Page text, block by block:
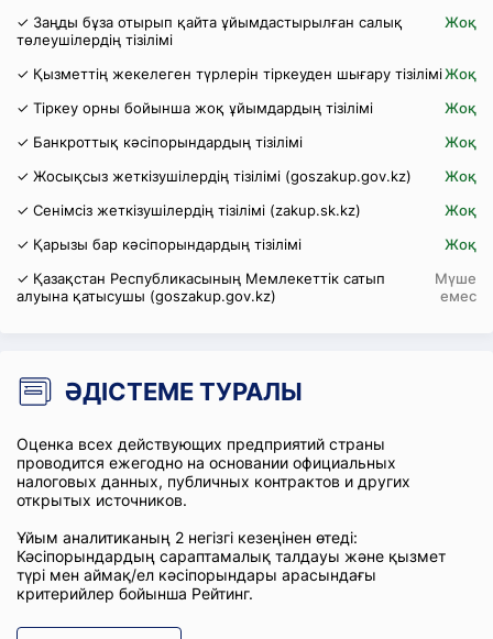
✓ Заңды бұза отырып қайта ұйымдастырылған салық
төлеушілердің тізілімі
Жоқ
✓ Қызметтің жекелеген түрлерін тіркеуден шығару тізіліміЖоқ
✓ Тіркеу орны бойынша жоқ ұйымдардың тізілімі
Жоқ
✓ Банкроттық кәсіпорындардың тізілімі
Жоқ
✓ Жосықсыз жеткізушілердің тізілімі (goszakup.gov.kz)
Жоқ
✓ Сенімсіз жеткізушілердің тізілімі (zakup.sk.kz)
Жоқ
✓ Қарызы бар кәсіпорындардың тізілімі
Жоқ
✓ Қазақстан Республикасының Мемлекеттік сатып
алуына қатысушы (goszakup.gov.kz)
Мүше
емес
ӘДІСТЕМЕ ТУРАЛЫ
Оценка всех действующих предприятий страны
проводится ежегодно на основании официальных
налоговых данных, публичных контрактов и других
открытых источников.
Ұйым аналитиканың 2 негізгі кезеңінен өтеді:
Кәсіпорындардың сараптамалық талдауы және қызмет
түрі мен аймақ/ел кәсіпорындары арасындағы
критерийлер бойынша Рейтинг.